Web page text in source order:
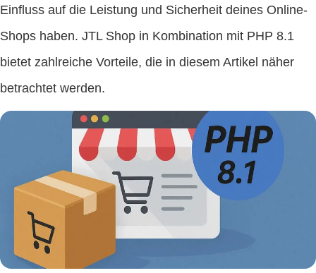
Einfluss auf die Leistung und Sicherheit deines Online-
Shops haben. JTL Shop in Kombination mit PHP 8.1
bietet zahlreiche Vorteile, die in diesem Artikel näher
betrachtet werden.